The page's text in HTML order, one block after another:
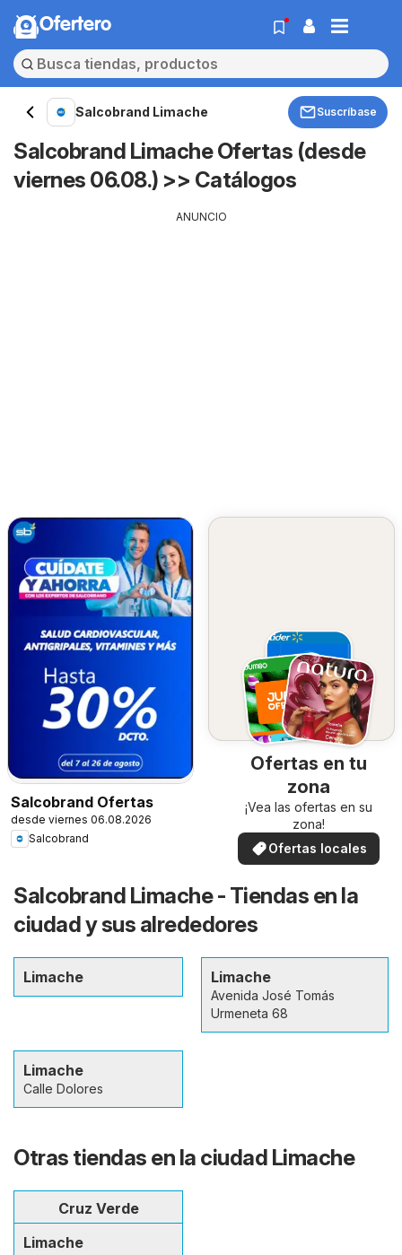
Ofertero
Salcobrand Limache Suscríbase
Salcobrand Limache Ofertas (desde
viernes 06.08.) >> Catálogos
ANUNCIO
Salcobrand Ofertas
desde viernes 06.08.2026
Salcobrand
Ofertas en tu
zona
¡Vea las ofertas en su
zona!
Ofertas locales
Salcobrand Limache - Tiendas en la
ciudad y sus alrededores
Limache Limache
Avenida José Tomás
Urmeneta 68
Limache
Calle Dolores
Otras tiendas en la ciudad Limache
Cruz Verde
Limache